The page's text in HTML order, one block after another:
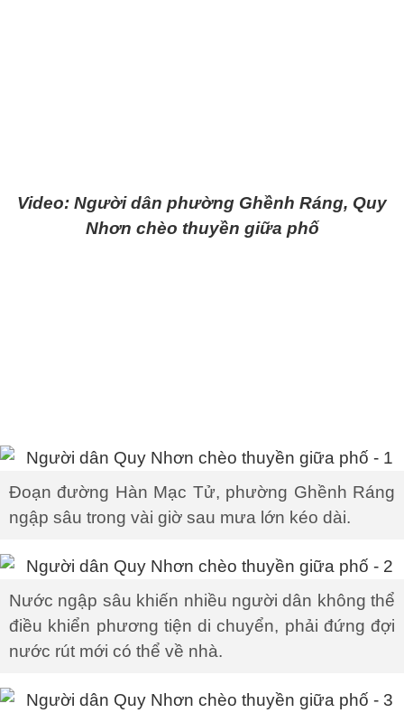
Video: Người dân phường Ghềnh Ráng, Quy
Nhơn chèo thuyền giữa phố
Đoạn đường Hàn Mạc Tử, phường Ghềnh Ráng
ngập sâu trong vài giờ sau mưa lớn kéo dài.
Nước ngập sâu khiến nhiều người dân không thể
điều khiển phương tiện di chuyển, phải đứng đợi
nước rút mới có thể về nhà.